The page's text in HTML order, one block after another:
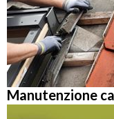
Manutenzione